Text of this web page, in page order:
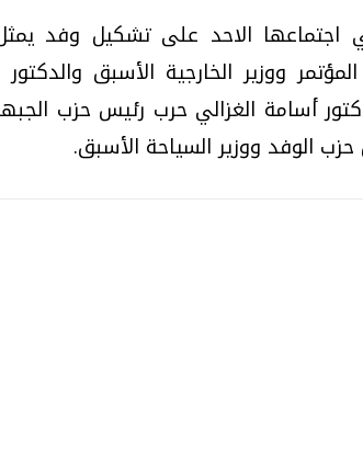
الاحد على تشكيل وفد
ووزير الخارجية الأسبق
أسامة الغزالي حرب رئيس حزب
الوفد ووزير السياحة الأسبق.